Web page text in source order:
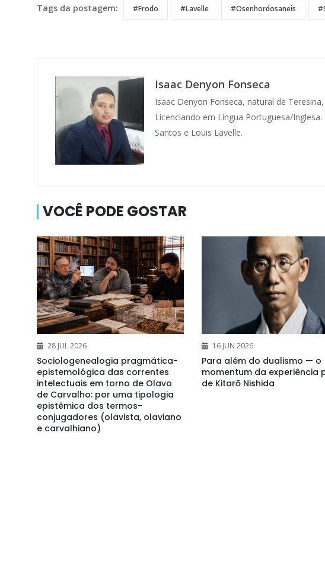
Tags da postagem: #Frodo #Lavelle #osenhordosaneis
Isaac Denyon Fonseca
Isaac Denyon Fonseca, natural de
Licenciando em Língua Portuguesa/
Santos e Louis Lavelle.
VOCÊ PODE GOSTAR
28 JUL 2026
Sociologenealogia pragmática-
epistemológica das correntes
intelectuais em torno de Olavo
de Carvalho: por uma tipologia
epistêmica dos termos-
conjugadores (olavista, olaviano
e carvalhiano)
16 JUN 2026
Para além do dualismo — o
momentum da experiência
de Kitarō Nishida